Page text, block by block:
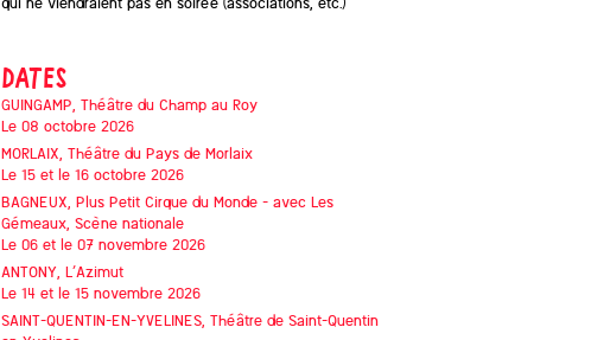
DATES
GUINGAMP, Théâtre du Champ au Roy
Le 08 octobre 2026
MORLAIX, Théâtre du Pays de Morlaix
Le 15 et le 16 octobre 2026
BAGNEUX, Plus Petit Cirque du Monde - avec Les
Gémeaux, Scène nationale
Le 06 et le 07 novembre 2026
ANTONY, L'Azimut
Le 14 et le 15 novembre 2026
SAINT-QUENTIN-EN-YVELINES, Théâtre de Saint-Quentin